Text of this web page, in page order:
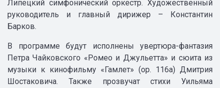
Липецкий симфонический оркестр. Художественный
руководитель и главный дирижер – Константин
Барков.
В программе будут исполнены увертюра-фантазия
Петра Чайковского «Ромео и Джульетта» и сюита из
музыки к кинофильму «Гамлет» (ор. 116а) Дмитрия
Шостаковича. Также прозвучат стихи Уильяма